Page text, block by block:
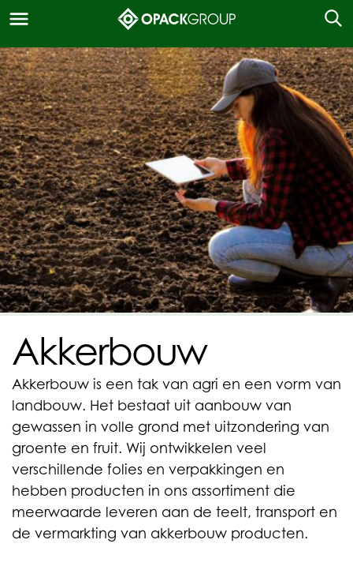
Akkerbouw
Akkerbouw is een tak van agri en een vorm van
landbouw. Het bestaat uit aanbouw van
gewassen in volle grond met uitzondering van
groente en fruit. Wij ontwikkelen veel
verschillende folies en verpakkingen en
hebben producten in ons assortiment die
meerwaarde leveren aan de teelt, transport en
de vermarkting van akkerbouw producten.